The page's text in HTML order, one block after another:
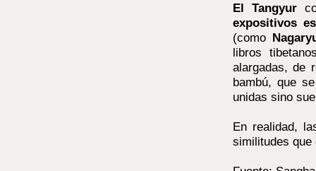
El Tangyur
expositivos
(como
libros
alargadas, de
bambú, que
unidas sino
En realidad,
similitudes que